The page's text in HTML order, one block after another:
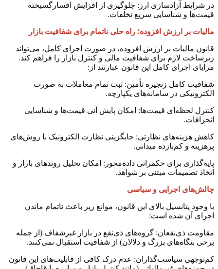
در شرایط آزادسازی ارز: جلوگیری از افزایش افسارگسیخته
قیمت‌ها و شناسایی سریع تخلفات.
مالیات بر ارزش افزوده؛ راه حلی ناتمام برای شفافیت بازار
قانون مالیات بر ارزش افزوده، در صورت اجرای کامل، می‌تواند
زیرساخت لازم برای شفافیت مالی و کنترل بازار را فراهم کند.
مزایای اجرای کامل این قانون عبارتند از:
شفافیت کامل زنجیره تأمین: ثبت تمام معاملات به صورت
الکترونیکی در سامانه‌های یکپارچه.
کنترل لحظه‌ای قیمت‌ها: امکان پایش آنی قیمت‌ها و شناسایی
انحرافات.
کاهش هزینه‌های نظارتی: جایگزینی نظارت الکترونیک با روش‌های
پرهزینه و کم‌بازده میدانی.
پایه‌گذاری برای حکمرانی داده‌محور: امکان تحلیل روندهای بازار و
اتخاذ تصمیمات مبتنی بر شواهد.
چالش‌های اجرایی و سیاسی
با وجود پتانسیل بالای این قانون، موانع زیر باعث ناتمام ماندن
اجرای آن شده است:
مقاومت ذی‌نفعان: گروه‌های ذی‌نفع در بازار غیرشفاف (از جمله
برخی بنگاه‌های بزرگ و دلالان) از شفافیت استقبال نمی‌کنند.
کم‌توجهی سیاست‌گذاران: عدم درک کافی از قابلیت‌های این قانون